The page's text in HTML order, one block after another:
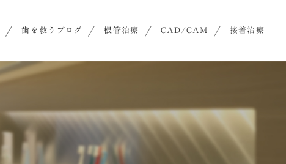
歯を救うブログ 根管治療 CAD/CAM 接着治療